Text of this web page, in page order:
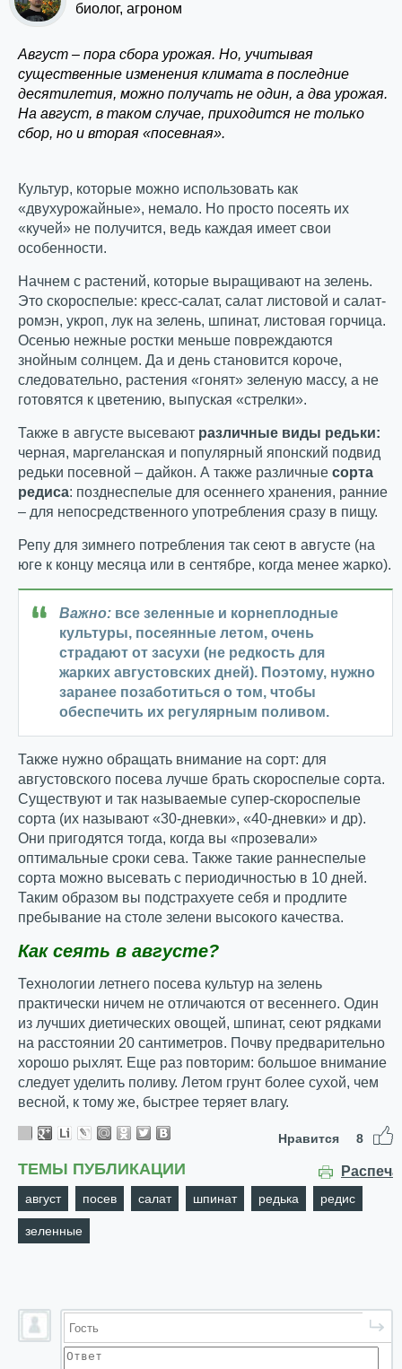
биолог, агроном
Август – пора сбора урожая. Но, учитывая
существенные изменения климата в последние
десятилетия, можно получать не один, а два урожая.
На август, в таком случае, приходится не только
сбор, но и вторая «посевная».
Культур, которые можно использовать как
«двухурожайные», немало. Но просто посеять их
«кучей» не получится, ведь каждая имеет свои
особенности.
Начнем с растений, которые выращивают на зелень.
Это скороспелые: кресс-салат, салат листовой и салат-
ромэн, укроп, лук на зелень, шпинат, листовая горчица.
Осенью нежные ростки меньше повреждаются
знойным солнцем. Да и день становится короче,
следовательно, растения «гонят» зеленую массу, а не
готовятся к цветению, выпуская «стрелки».
Также в августе высевают различные виды редьки:
черная, маргеланская и популярный японский подвид
редьки посевной – дайкон. А также различные сорта
редиса: позднеспелые для осеннего хранения, ранние
– для непосредственного употребления сразу в пищу.
Репу для зимнего потребления так сеют в августе (на
юге к концу месяца или в сентябре, когда менее жарко).
Важно: все зеленные и корнеплодные
культуры, посеянные летом, очень
страдают от засухи (не редкость для
жарких августовских дней). Поэтому, нужно
заранее позаботиться о том, чтобы
обеспечить их регулярным поливом.
Также нужно обращать внимание на сорт: для
августовского посева лучше брать скороспелые сорта.
Существуют и так называемые супер-скороспелые
сорта (их называют «30-дневки», «40-дневки» и др).
Они пригодятся тогда, когда вы «прозевали»
оптимальные сроки сева. Также такие раннеспелые
сорта можно высевать с периодичностью в 10 дней.
Таким образом вы подстрахуете себя и продлите
пребывание на столе зелени высокого качества.
Как сеять в августе?
Технологии летнего посева культур на зелень
практически ничем не отличаются от весеннего. Один
из лучших диетических овощей, шпинат, сеют рядками
на расстоянии 20 сантиметров. Почву предварительно
хорошо рыхлят. Еще раз повторим: большое внимание
следует уделить поливу. Летом грунт более сухой, чем
весной, к тому же, быстрее теряет влагу.
Нравится 8
ТЕМЫ ПУБЛИКАЦИИ
август посев салат шпинат редька редис
зеленные